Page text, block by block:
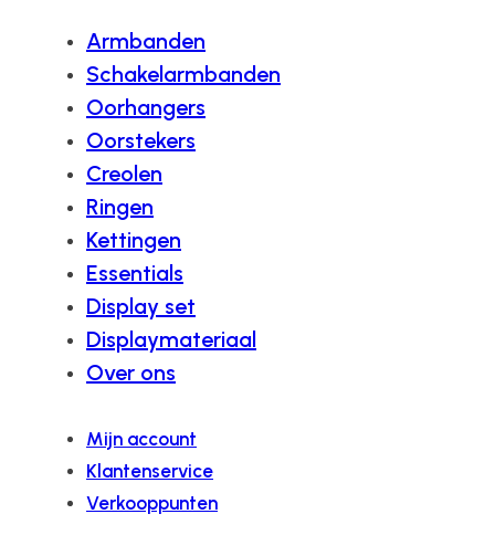
Armbanden
Schakelarmbanden
Oorhangers
Oorstekers
Creolen
Ringen
Kettingen
Essentials
Display set
Displaymateriaal
Over ons
Mijn account
Klantenservice
Verkooppunten